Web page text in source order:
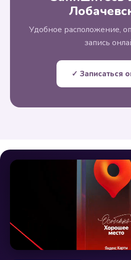
Удобное расположение,
запись
✓ Записаться